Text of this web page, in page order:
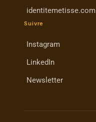
identitemetisse.com
Suivre
Instagram
LinkedIn
Newsletter